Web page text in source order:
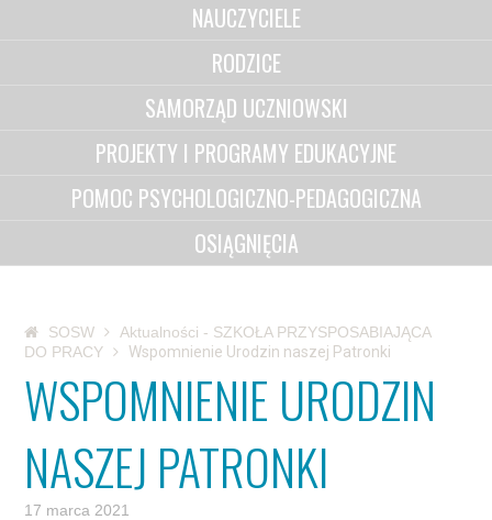
NAUCZYCIELE
RODZICE
SAMORZĄD UCZNIOWSKI
PROJEKTY I PROGRAMY EDUKACYJNE
POMOC PSYCHOLOGICZNO-PEDAGOGICZNA
OSIĄGNIĘCIA
SOSW
Aktualności - SZKOŁA PRZYSPOSABIAJĄCA
DO PRACY
Wspomnienie Urodzin naszej Patronki
WSPOMNIENIE URODZIN
NASZEJ PATRONKI
17 marca 2021